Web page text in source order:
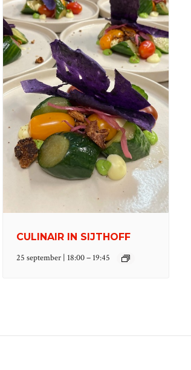
CULINAIR IN SIJTHOFF
25 september | 18:00– 19:45